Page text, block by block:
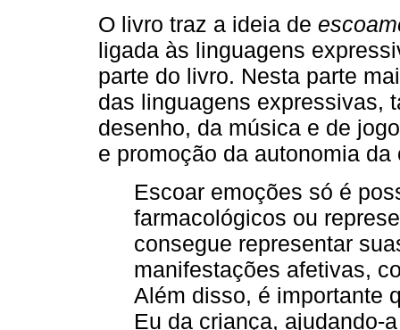
O livro traz a ideia de
ligada às linguagens
parte do livro. Nesta parte
das linguagens expressivas,
desenho, da música e de
e promoção da autonomia da
Escoar emoções só é
farmacológicos ou
consegue representar
manifestações afetivas,
Além disso, é importante
Eu da criança, ajudando-